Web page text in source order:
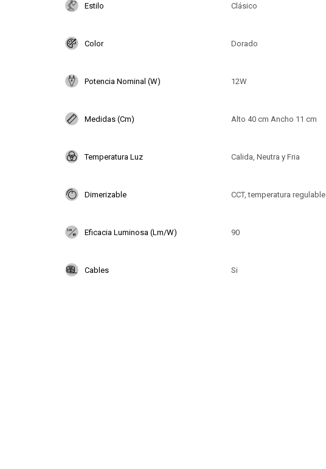
Estilo Clásico
Color Dorado
Potencia Nominal (W) 12W
Medidas (Cm) Alto 40 cm Ancho 11 cm
Temperatura Luz Calida, Neutra y Fria
Dimerizable CCT, temperatura regulable
Eficacia Luminosa (Lm/W) 90
Cables Si